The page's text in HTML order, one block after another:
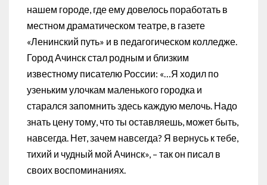
нашем городе, где ему довелось поработать в
местном драматическом театре, в газете
«Ленинский путь» и в педагогическом колледже.
Город Ачинск стал родным и близким
известному писателю России: «…Я ходил по
узеньким улочкам маленького городка и
старался запомнить здесь каждую мелочь. Надо
знать цену тому, что ты оставляешь, может быть,
навсегда. Нет, зачем навсегда? Я вернусь к тебе,
тихий и чудный мой Ачинск», – так он писал в
своих воспоминаниях.